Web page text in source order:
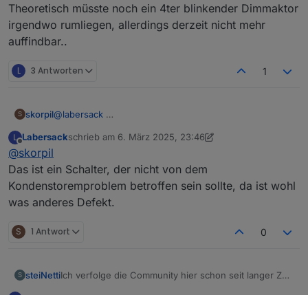
Theoretisch müsste noch ein 4ter blinkender Dimmaktor
irgendwo rumliegen, allerdings derzeit nicht mehr
auffindbar..
L 3 Antworten 1
S skorpil@labersack
L
Offline
Labersackschrieb am 6. März 2025, 23:46
zuletzt editiert von Labersack 3. Juli 2025, 00:47
@skorpil
Das ist ein Schalter, der nicht von dem
Kondenstoremproblem betroffen sein sollte, da ist wohl
was anderes Defekt.
S 1 Antwort 0
S steiNettiIch verfolge die Community hier schon seit langer Zeit